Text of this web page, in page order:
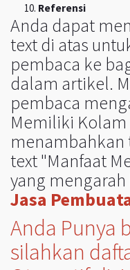
Referensi
Anda dapat
text di atas
pembaca ke
dalam artikel.
pembaca
Memiliki Kolam
menambahkan
text "Manfaat
yang
Jasa
Anda Punya
silahkan